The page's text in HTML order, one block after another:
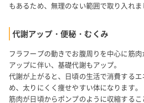
もあるため、無理のない範囲で取り入れま
代謝アップ・便秘・むくみ
フラフープの動きでお腹周りを中心に筋
アップに伴い、基礎代謝もアップ。
代謝が上がると、日頃の生活で消費する
め、太りにくく痩せやすい体になります。
筋肉が日頃からポンプのように収縮する